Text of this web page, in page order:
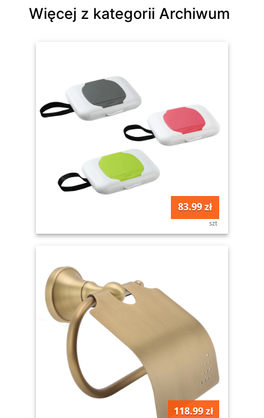
Więcej z kategorii Archiwum
83.99 zł
szt
118.99 zł